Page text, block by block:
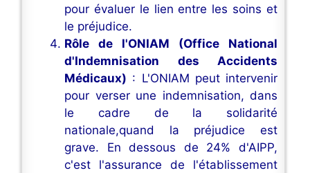
pour évaluer le lien entre les soins et
le préjudice.
Rôle de l'ONIAM (Office National
d'Indemnisation des Accidents
Médicaux) : L'ONIAM peut intervenir
pour verser une indemnisation, dans
le cadre de la solidarité
nationale,quand la préjudice est
grave. En dessous de 24% d'AIPP,
c'est l'assurance de l'établissement